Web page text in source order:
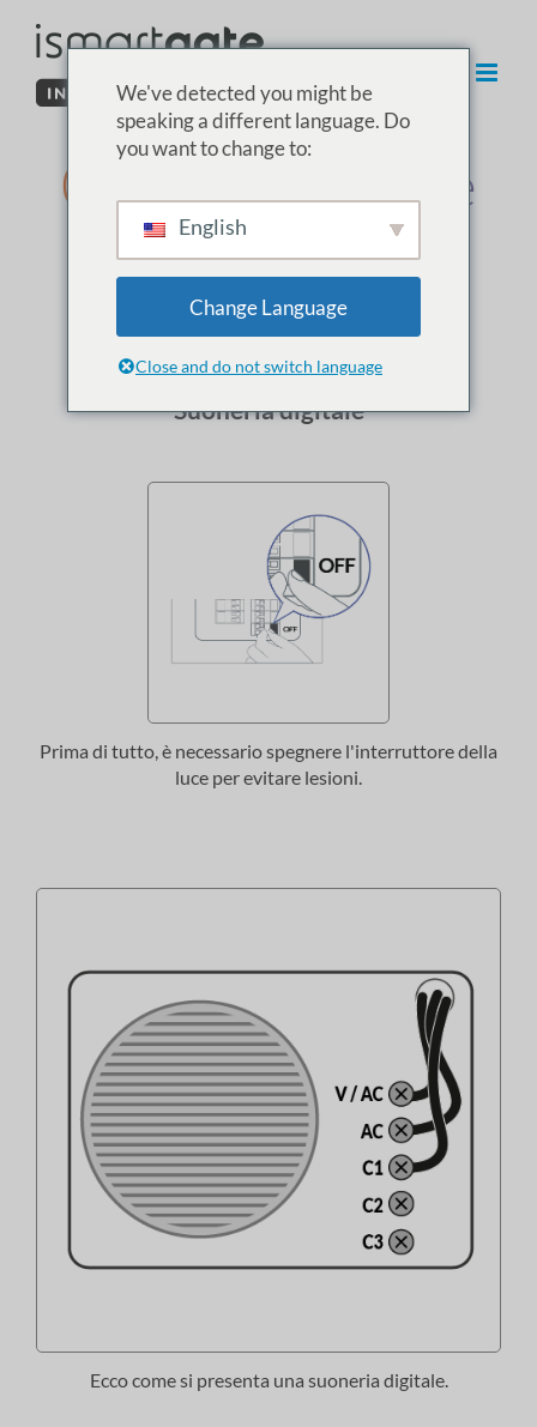
contenuto
03. Installazione
del campanello
ismartgate
Suoneria digitale
Prima di tutto, è necessario spegnere l'interruttore della
luce per evitare lesioni.
Ecco come si presenta una suoneria digitale.
We've detected you might be
speaking a different language. Do
you want to change to:
English
Change Language
Close and do not switch language